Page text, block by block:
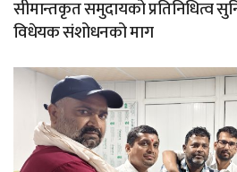
सीमान्तकृत समुदायको प्रतिनिधित्व
विधेयक संशोधनको माग